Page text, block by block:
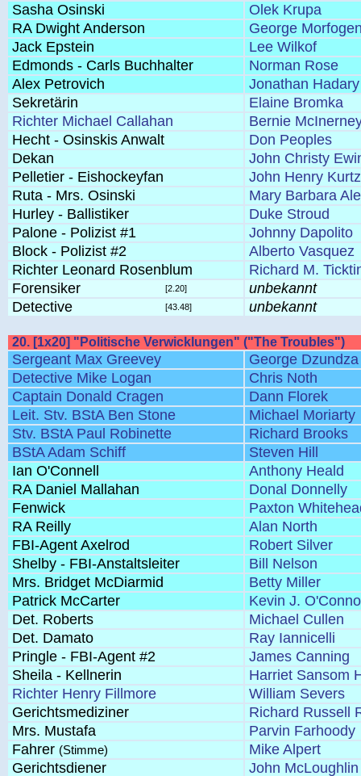
Sasha Osinski
Olek Krupa
RA Dwight Anderson
George
Jack Epstein
Lee Wilkof
Edmonds - Carls Buchhalter
Norman Rose
Alex Petrovich
Jonathan Hadary
Sekretärin
Elaine Bromka
Richter Michael Callahan
Bernie
Hecht - Osinskis Anwalt
Don Peoples
Dekan
John Christy
Pelletier - Eishockeyfan
John Henry Kurtz
Ruta - Mrs. Osinski
Mary Barbara
Hurley - Ballistiker
Duke Stroud
Palone - Polizist #1
Johnny Dapolito
Block - Polizist #2
Alberto Vasquez
Richter Leonard Rosenblum
Richard M.
Forensiker
[2.20]
unbekannt
Detective
[43.48] unbekannt
20. [1x20] "Politische Verwicklungen" ("The Troubles")
Sergeant Max Greevey
George Dzundza
Detective Mike Logan
Chris Noth
Captain Donald Cragen
Dann Florek
Leit. Stv. BStA Ben Stone
Michael Moriarty
Stv. BStA Paul Robinette
Richard Brooks
BStA Adam Schiff
Steven Hill
Ian O'Connell
Anthony Heald
RA Daniel Mallahan
Donal Donnelly
Fenwick
Paxton
RA Reilly
Alan North
FBI-Agent Axelrod
Robert Silver
Shelby - FBI-Anstaltsleiter
Bill Nelson
Mrs. Bridget McDiarmid
Betty Miller
Patrick McCarter
Kevin J.
Det. Roberts
Michael Cullen
Det. Damato
Ray Iannicelli
Pringle - FBI-Agent #2
James Canning
Sheila - Kellnerin
Harriet Sansom
Richter Henry Fillmore
William Severs
Gerichtsmediziner
Richard Russell
Mrs. Mustafa
Parvin Farhoody
Fahrer (Stimme)
Mike Alpert
Gerichtsdiener
John McLoughlin